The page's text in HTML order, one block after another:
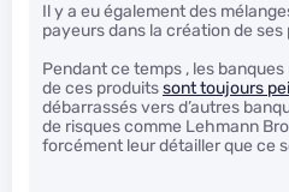
Il y a eu également des
payeurs dans la création de ses
Pendant ce temps , les
de ces produitssont toujours
débarrassés vers d’autres
de risques comme Lehmann
forcément leur détailler que ce